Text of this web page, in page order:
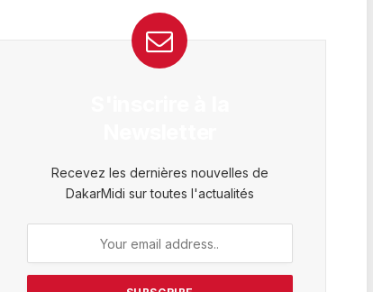
Recevez les dernières nouvelles de
DakarMidi sur toutes l'actualités